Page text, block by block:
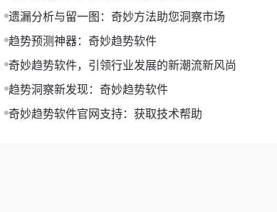
遗漏分析与留一图：奇妙方法助您洞察市场
趋势预测神器：奇妙趋势软件
奇妙趋势软件，引领行业发展的新潮流新风尚
趋势洞察新发现：奇妙趋势软件
奇妙趋势软件官网支持：获取技术帮助